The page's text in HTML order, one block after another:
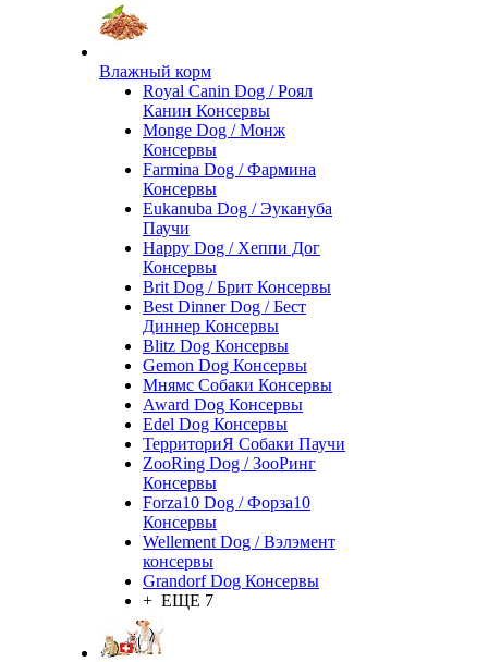
Влажный корм
Royal Canin Dog / Роял
Канин Консервы
Monge Dog / Монж
Консервы
Farmina Dog / Фармина
Консервы
Eukanuba Dog / Эукануба
Паучи
Happy Dog / Хеппи Дог
Консервы
Brit Dog / Брит Консервы
Best Dinner Dog / Бест
Диннер Консервы
Blitz Dog Консервы
Gemon Dog Консервы
Мнямс Собаки Консервы
Award Dog Консервы
Edel Dog Консервы
ТерриториЯ Собаки Паучи
ZooRing Dog / ЗооРинг
Консервы
Forza10 Dog / Форза10
Консервы
Wellement Dog / Вэлэмент
консервы
Grandorf Dog Консервы
+ ЕЩЕ 7